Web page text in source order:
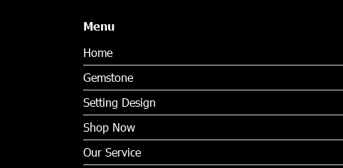
Menu
Home
Gemstone
Setting Design
Shop Now
Our Service